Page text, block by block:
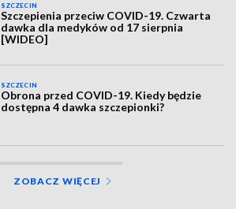
SZCZECIN
Szczepienia przeciw COVID-19. Czwarta
dawka dla medyków od 17 sierpnia
[WIDEO]
SZCZECIN
Obrona przed COVID-19. Kiedy będzie
dostępna 4 dawka szczepionki?
ZOBACZ WIĘCEJ